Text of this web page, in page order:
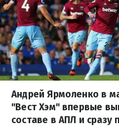
Андрей Ярмоленко в
"Вест Хэм" впервые
составе в АПЛ и сразу